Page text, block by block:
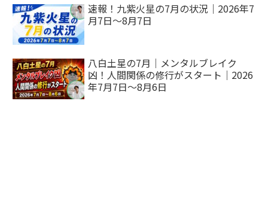
速報！九紫火星の7月の状況｜2026年7
月7日～8月7日
八白土星の7月｜メンタルブレイク
凶！人間関係の修行がスタート｜2026
年7月7日～8月6日